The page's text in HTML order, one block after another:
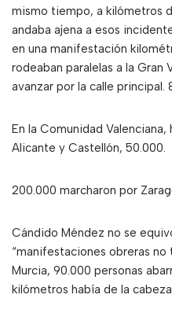
mismo tiempo, a kilómetros
andaba ajena a esos
en una manifestación
rodeaban paralelas a la
avanzar por la calle principal.
En la Comunidad
Alicante y Castellón, 50.000.
200.000 marcharon por
Cándido Méndez no se
“manifestaciones obreras no
Murcia, 90.000 personas
kilómetros había de la